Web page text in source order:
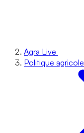
Agra Live
Politique agricole